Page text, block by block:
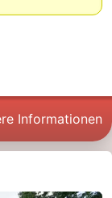
Informationen